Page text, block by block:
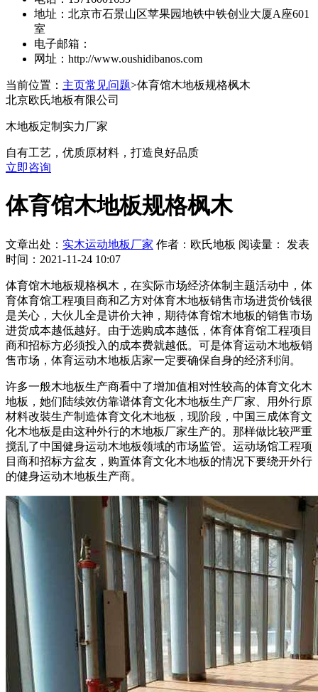
地址：北京市石景山区苹果园地铁中铁创业大厦A座601
室
电子邮箱：
网址：http://www.oushidibanos.com
当前位置： 主页常见问题>体育馆木地板规格枫木
北京欧氏地板有限公司
木地板定制实力厂家
自有工艺，优质原材料，打造良好品质
立即咨询
体育馆木地板规格枫木
文章出处： 实木运动地板厂家 作者：欧氏地板 阅读量：
发表
时间：2021-11-24 10:07
体育馆木地板规格枫木，在实际市场经济体制主题活动中，体
育体育馆工程项目商和乙方对体育木地板销售市场进货价钱很
是关心，大伙儿全是讲价大神，期待体育馆木地板的销售市场
进货成本越低越好。由于选购成本越低，体育体育馆工程项目
商和招标方必须投入的成本费就越低。可是体育运动木地板销
售市场，体育运动木地板店家一定要确保自身的经济利润。
许多一般木地板生产商看中了增加值相对性较高的体育文化木
地板，她们陆续效仿靠谱体育文化木地板生产厂家、用外行原
材料改裝生产制造体育文化木地板，现阶段，中国三成体育文
化木地板是由这种外行的木地板厂家生产的。那样做比较严重
搅乱了中国健身运动木地板领域的市场监管。运动场馆工程项
目商和招标方盆友，购置体育文化木地板的情况下要绕开外行
的健身运动木地板生产商。